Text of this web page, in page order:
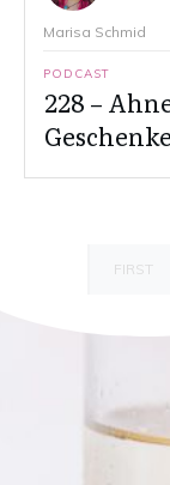
Marisa Schmid
PODCAST
228 –
FIRST